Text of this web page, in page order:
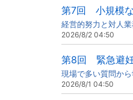
第7回 小規模
経営的努力と対人
2026/8/2 04:50
第8回 緊急避妊
現場で多い質問か
2026/8/1 04:50